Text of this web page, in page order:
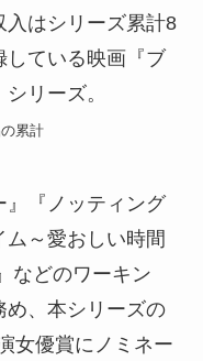
入はシリーズ累計8
ている映画『ブ
リーズ。
累計
』『ノッティング
ム～愛おしい時間
などのワーキン
め、本シリーズの
女優賞にノミネー